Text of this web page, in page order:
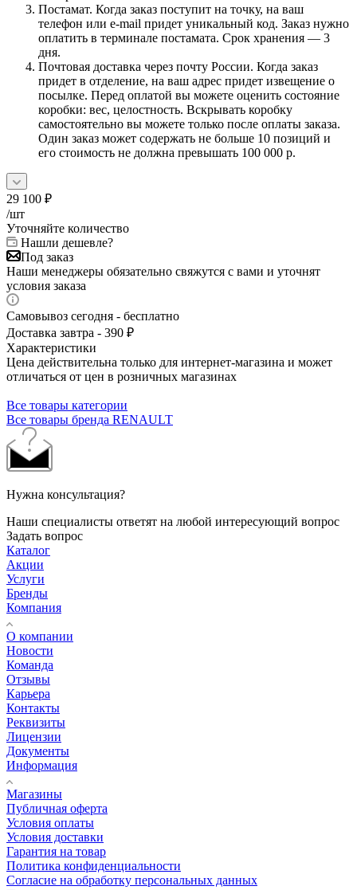
Постамат. Когда заказ поступит на точку, на ваш
телефон или e-mail придет уникальный код. Заказ нужно
оплатить в терминале постамата. Срок хранения — 3
дня.
Почтовая доставка через почту России. Когда заказ
придет в отделение, на ваш адрес придет извещение о
посылке. Перед оплатой вы можете оценить состояние
коробки: вес, целостность. Вскрывать коробку
самостоятельно вы можете только после оплаты заказа.
Один заказ может содержать не больше 10 позиций и
его стоимость не должна превышать 100 000 р.
29 100 ₽
/шт
Уточняйте количество
Нашли дешевле?
Под заказ
Наши менеджеры обязательно свяжутся с вами и уточнят
условия заказа
Самовывоз сегодня - бесплатно
Доставка завтра - 390 ₽
Характеристики
Цена действительна только для интернет-магазина и может
отличаться от цен в розничных магазинах
Все товары категории
Все товары бренда RENAULT
Нужна консультация?
Наши специалисты ответят на любой интересующий вопрос
Задать вопрос
Каталог
Акции
Услуги
Бренды
Компания
О компании
Новости
Команда
Отзывы
Карьера
Контакты
Реквизиты
Лицензии
Документы
Информация
Магазины
Публичная оферта
Условия оплаты
Условия доставки
Гарантия на товар
Политика конфиденциальности
Согласие на обработку персональных данных